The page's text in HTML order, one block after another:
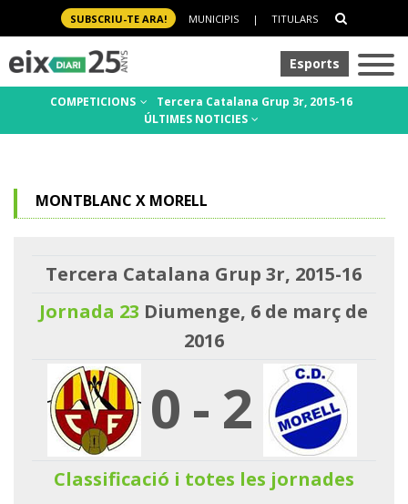
SUBSCRIU-TE ARA! MUNICIPIS | TITULARS
Esports
COMPETICIONS
Tercera Catalana Grup 3r, 2015-16
ÚLTIMES NOTICIES
MONTBLANC X MORELL
Tercera Catalana Grup 3r, 2015-16
Jornada 23 Diumenge, 6 de març de
2016
0- 2
Classificació i totes les jornades